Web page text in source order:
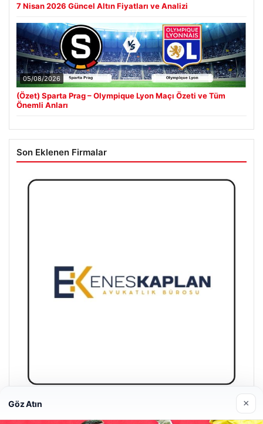
7 Nisan 2026 Güncel Altın Fiyatları ve Analizi
05/08/2026
(Özet) Sparta Prag – Olympique Lyon Maçı Özeti ve Tüm
Önemli Anları
Son Eklenen Firmalar
Enes Kaplan Avukatlık Bürosu
Göz Atın ×